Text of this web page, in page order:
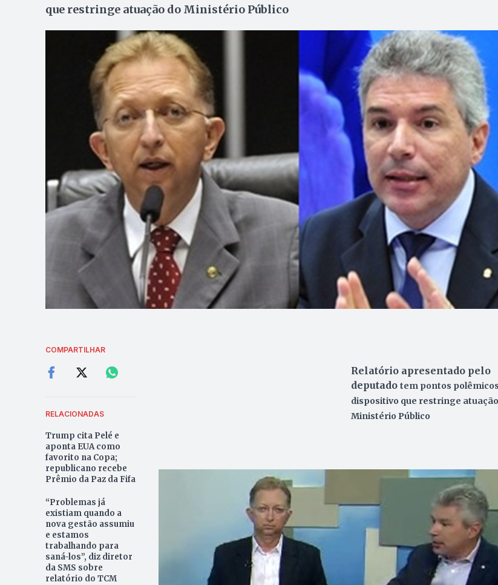
que restringe atuação do Ministério Público
COMPARTILHAR
RELACIONADAS
Trump cita Pelé e
aponta EUA como
favorito na Copa;
republicano recebe
Prêmio da Paz da Fifa
“Problemas já
existiam quando a
nova gestão assumiu
e estamos
trabalhando para
saná-los”, diz diretor
da SMS sobre
relatório do TCM
Relatório apresentado pelo
deputado tem pontos
dispositivo que restringe
Ministério Público